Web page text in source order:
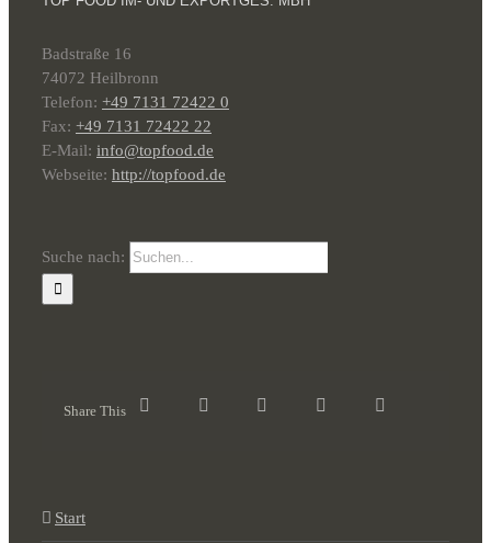
Badstraße 16
74072 Heilbronn
Telefon: +49 7131 72422 0
Fax: +49 7131 72422 22
E-Mail: info@topfood.de
Webseite: http://topfood.de
Suche nach:
Share This
Start